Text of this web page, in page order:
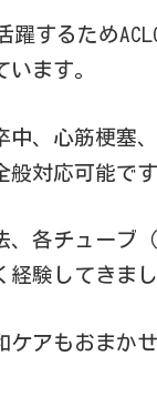
躍するため
ます。
中、心筋梗塞
対応可能です
、各チューブ
験してきまし
ケアもおまかせ